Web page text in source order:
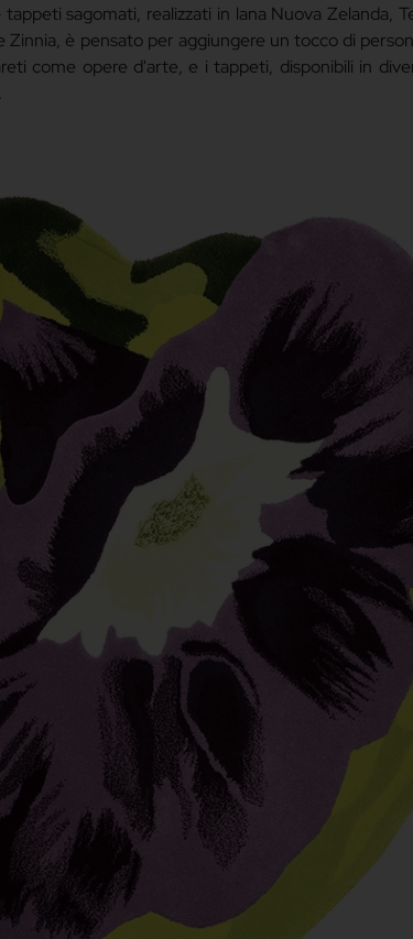
sagomati, realizzati in lana Nuova Zelanda,
è pensato per aggiungere un tocco di
come opere d'arte, e i tappeti, disponibili in